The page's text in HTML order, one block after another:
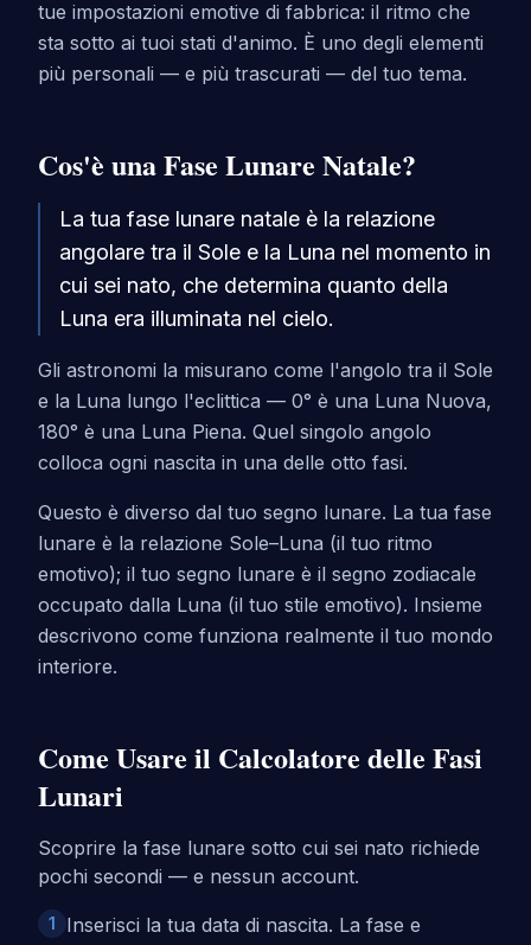
tue impostazioni emotive di fabbrica: il ritmo che
sta sotto ai tuoi stati d'animo. È uno degli elementi
più personali — e più trascurati — del tuo tema.
Cos'è una Fase Lunare Natale?
La tua fase lunare natale è la relazione
angolare tra il Sole e la Luna nel momento in
cui sei nato, che determina quanto della
Luna era illuminata nel cielo.
Gli astronomi la misurano come l'angolo tra il Sole
e la Luna lungo l'eclittica — 0° è una Luna Nuova,
180° è una Luna Piena. Quel singolo angolo
colloca ogni nascita in una delle otto fasi.
Questo è diverso dal tuo segno lunare. La tua fase
lunare è la relazione Sole–Luna (il tuo ritmo
emotivo); il tuo segno lunare è il segno zodiacale
occupato dalla Luna (il tuo stile emotivo). Insieme
descrivono come funziona realmente il tuo mondo
interiore.
Come Usare il Calcolatore delle Fasi
Lunari
Scoprire la fase lunare sotto cui sei nato richiede
pochi secondi — e nessun account.
1
Inserisci la tua data di nascita. La fase e